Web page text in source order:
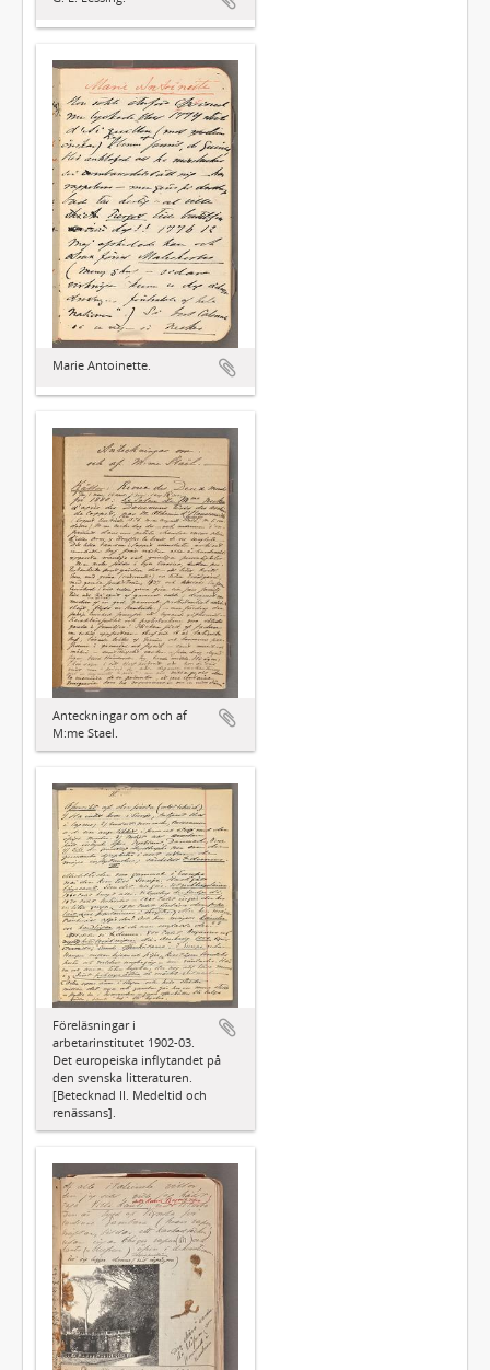
Marie Antoinette.
Anteckningar om och af
M:me Stael.
Föreläsningar i
arbetarinstitutet 1902-03.
Det europeiska inflytandet på
den svenska litteraturen.
[Betecknad II. Medeltid och
renässans].